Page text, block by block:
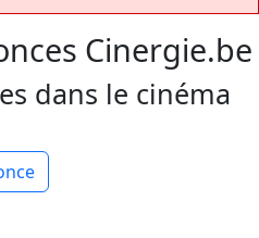
Cinergie.be
dans le cinéma